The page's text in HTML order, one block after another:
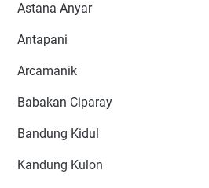
Astana Anyar
Antapani
Arcamanik
Babakan Ciparay
Bandung Kidul
Kandung Kulon